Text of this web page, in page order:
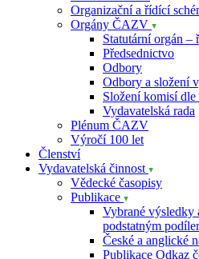
Organizační a řídící
Orgány ČAZV
Statutární orgán –
Předsednictvo
Odbory
Odbory a složení
Složení komisí dle
Vydavatelská rada
Plénum ČAZV
Výročí 100 let
Členství
Vydavatelská činnost
Vědecké časopisy
Publikace
Vybrané výsledky
podstatným
České a anglické
Publikace Odkaz